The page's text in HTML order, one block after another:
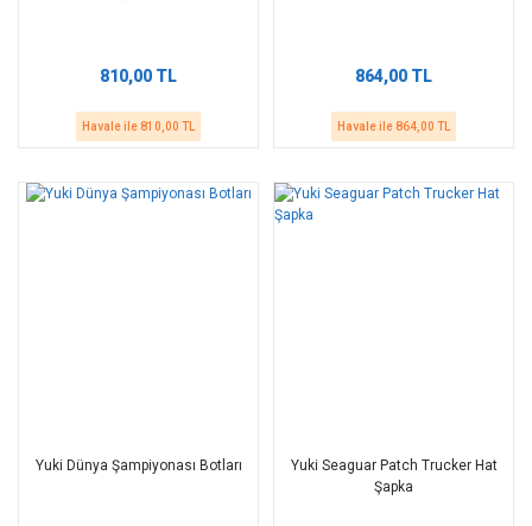
810,00 TL
Havale ile 810,00 TL
864,00 TL
Havale ile 864,00 TL
Yuki Dünya Şampiyonası Botları
Yuki Seaguar Patch Trucker Hat
Şapka